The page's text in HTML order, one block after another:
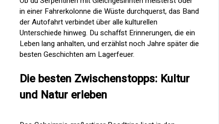
in einer Fahrerkolonne die Wüste durchquerst, das Band
der Autofahrt verbindet über alle kulturellen
Unterschiede hinweg. Du schaffst Erinnerungen, die ein
Leben lang anhalten, und erzählst noch Jahre später die
besten Geschichten am Lagerfeuer.
Die besten Zwischenstopps: Kultur
und Natur erleben